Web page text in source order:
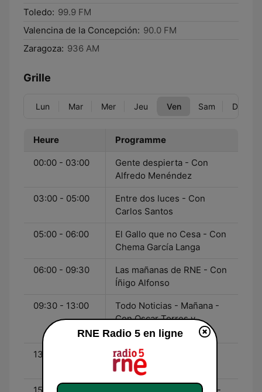
Toledo: 99.9 FM
Valencina de la Concepción: 90.0 FM
Zaragoza: 936 AM
Grille
Lun Mar Mer Jeu Ven Sam Dim
Heure Programme
00:00 - 03:00
Gente despierta - Con
Alfredo Menéndez
03:00 - 05:00
Entre dos luces - Con
Carlos Santos
05:00 - 06:00
El Gallo que no Cesa - Con
Chema García Langa
06:00 - 09:30
Las mañanas de RNE - Con
Íñigo Alfonso
09:30 - 13:00
Todo Noticias - Mañana -
Con Oscar Torres y
Carolina Jaque
13:00 - 15:00
14 Horas - Con Ana
Sterling
RNE Radio 5 en ligne